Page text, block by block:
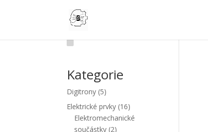
Kategorie
Digitrony 55
produktů
Elektrické prvky 1616
produktů
Elektromechanické
součástky 22